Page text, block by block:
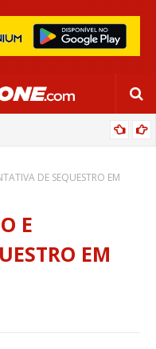
DE SEQUESTRO EM
E
EM